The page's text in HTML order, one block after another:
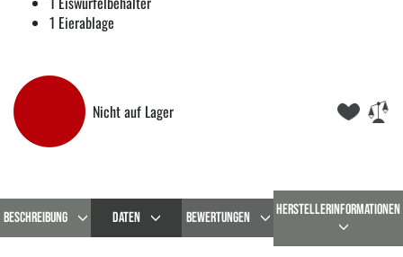
1 Eierablage
Nicht auf Lager
BESCHREIBUNG DATEN BEWERTUNGEN HERSTELLERINFORMATIONEN